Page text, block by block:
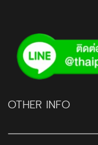
OTHER INFO